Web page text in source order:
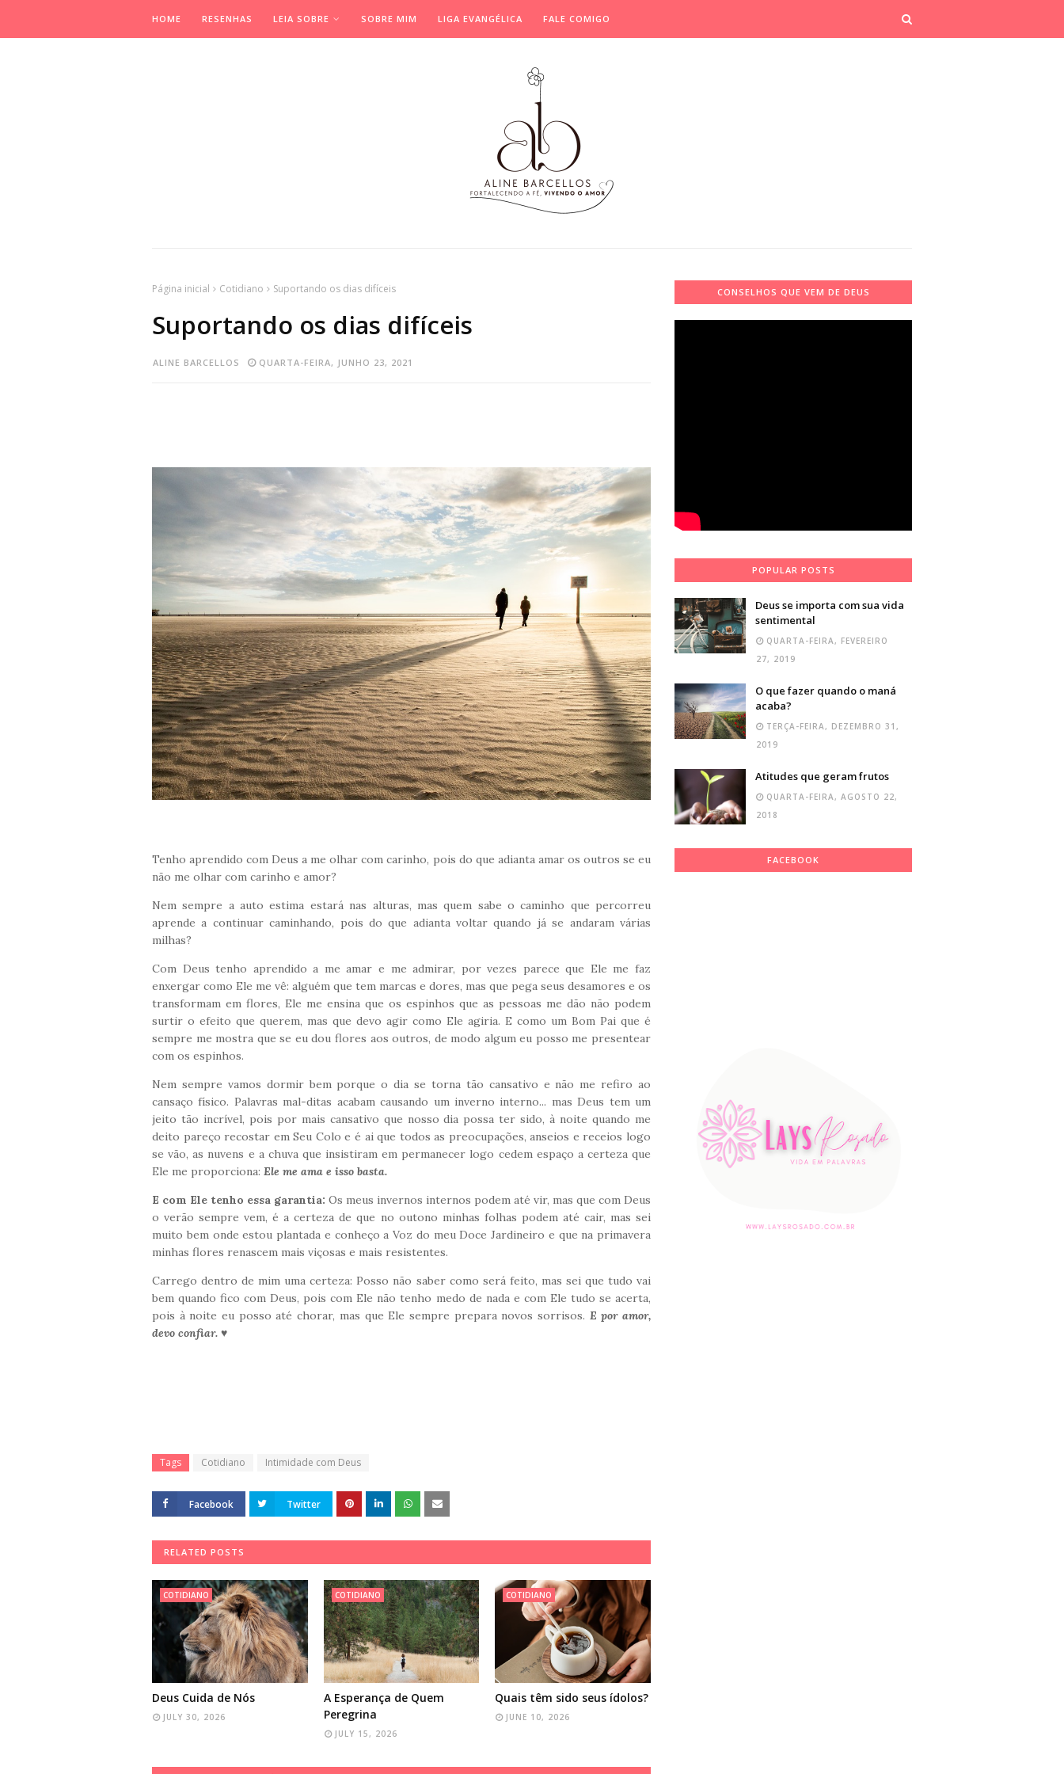
HOME RESENHAS LEIA SOBRE SOBRE MIM LIGA EVANGÉLICA FALE COMIGO
Página inicial Cotidiano Suportando os dias difíceis
Suportando os dias difíceis
ALINE BARCELLOS QUARTA-FEIRA, JUNHO 23, 2021
Tenho aprendido com Deus a me olhar com carinho, pois do que adianta amar os outros se eu
não me olhar com carinho e amor?
Nem sempre a auto estima estará nas alturas, mas quem sabe o caminho que percorreu
aprende a continuar caminhando, pois do que adianta voltar quando já se andaram várias
milhas?
Com Deus tenho aprendido a me amar e me admirar, por vezes parece que Ele me faz
enxergar como Ele me vê: alguém que tem marcas e dores, mas que pega seus desamores e os
transformam em flores, Ele me ensina que os espinhos que as pessoas me dão não podem
surtir o efeito que querem, mas que devo agir como Ele agiria. E como um Bom Pai que é
sempre me mostra que se eu dou flores aos outros, de modo algum eu posso me presentear
com os espinhos.
Nem sempre vamos dormir bem porque o dia se torna tão cansativo e não me refiro ao
cansaço físico. Palavras mal-ditas acabam causando um inverno interno... mas Deus tem um
jeito tão incrível, pois por mais cansativo que nosso dia possa ter sido, à noite quando me
deito pareço recostar em Seu Colo e é ai que todos as preocupações, anseios e receios logo
se vão, as nuvens e a chuva que insistiram em permanecer logo cedem espaço a certeza que
Ele me proporciona: Ele me ama e isso basta.
E com Ele tenho essa garantia: Os meus invernos internos podem até vir, mas que com Deus
o verão sempre vem, é a certeza de que no outono minhas folhas podem até cair, mas sei
muito bem onde estou plantada e conheço a Voz do meu Doce Jardineiro e que na primavera
minhas flores renascem mais viçosas e mais resistentes.
Carrego dentro de mim uma certeza: Posso não saber como será feito, mas sei que tudo vai
bem quando fico com Deus, pois com Ele não tenho medo de nada e com Ele tudo se acerta,
pois à noite eu posso até chorar, mas que Ele sempre prepara novos sorrisos. E por amor,
devo confiar. ♥
Tags Cotidiano Intimidade com Deus
Facebook Twitter
RELATED POSTS
COTIDIANO
Deus Cuida de Nós
JULY 30, 2026
COTIDIANO
A Esperança de Quem
Peregrina
JULY 15, 2026
COTIDIANO
Quais têm sido seus ídolos?
JUNE 10, 2026
CONSELHOS QUE VEM DE DEUS
POPULAR POSTS
Deus se importa com sua vida
sentimental
QUARTA-FEIRA, FEVEREIRO
27, 2019
O que fazer quando o maná
acaba?
TERÇA-FEIRA, DEZEMBRO 31,
2019
Atitudes que geram frutos
QUARTA-FEIRA, AGOSTO 22,
2018
FACEBOOK